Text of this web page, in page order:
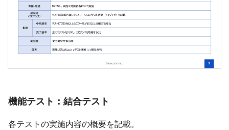
機能テスト：結合テスト
各テストの実施内容の概要を記載。